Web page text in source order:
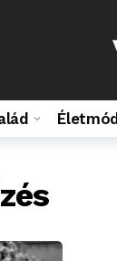
Életmód